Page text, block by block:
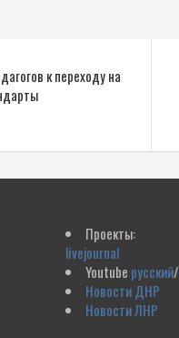
к переходу на
Проекты:
livejournal
Youtube русский/
Новости ДНР
Новости ЛНР